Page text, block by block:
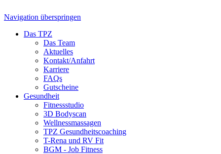
Navigation überspringen
Das TPZ
Das Team
Aktuelles
Kontakt/Anfahrt
Karriere
FAQs
Gutscheine
Gesundheit
Fitnessstudio
3D Bodyscan
Wellnessmassagen
TPZ Gesundheits­coaching
T-Rena und RV Fit
BGM - Job Fitness